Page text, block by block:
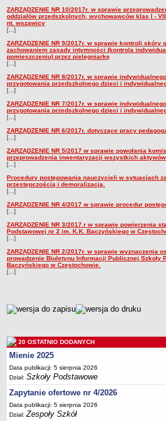
ZARZĄDZENIE NR 10/2017r. w sprawie
oddziałów przedszkolnych, wychowawców klas I -
nt. wszawicy
[...]
ZARZĄDZENIE NR 9/2017r. w sprawie kontroli skóry
zachowaniem zasady intymności (kontrola
pomieszczeniu) przez pielęgniarkę
[...]
ZARZĄDZENIE NR 8/2017r. w sprawie
przygotowania przedszkolnego dzieci i
[...]
ZARZĄDZENIE NR 7/2017r. w sprawie
przygotowania przedszkolnego dzieci i
[...]
ZARZĄDZENIE NR 6/2017r. dotyczące pracy
[...]
ZARZĄDZENIE NR 5/2017 w sprawie powołania
przeprowadzenia inwentaryzacji wszystkich
[...]
Procedury postępowania nauczycieli w sytuacjach
przestępczością i demoralizacją.
[...]
ZARZĄDZENIE NR 4/2017 w sprawie procedur
[...]
ZARZĄDZENIE NR 3/2017.r w sprawie powierzenia
Podstawowej nr 2 im. K.K. Baczyńskiego w
[...]
ZARZĄDZENIE NR 2/2017r. w sprawie wyznaczenia
prowadzenie Biuletynu Informacji Publicznej Szkoły
Baczyńskiego w Częstochowie.
[...]
metryczka
20 OSTATNIO DODANYCH
Mienie 2025
Data publikacji: 5 sierpnia 2026
Dział:Szkoły Podstawowe
Zapytanie ofertowe nr 4/2026
Data publikacji: 5 sierpnia 2026
Dział:Zespoły Szkół